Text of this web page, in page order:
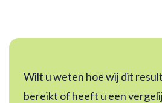
Wilt u weten hoe wij dit
bereikt of heeft u een